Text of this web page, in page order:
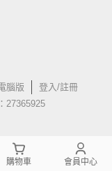
腦版
登入/註冊
27365925
購物車 會員中心